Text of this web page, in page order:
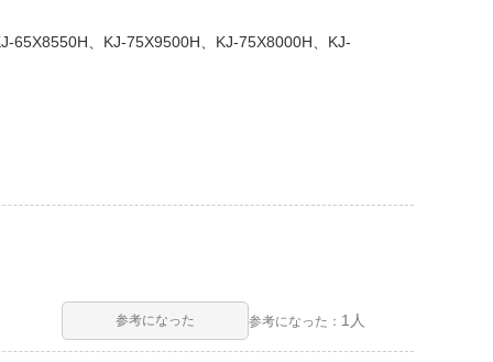
65X8550H、KJ-75X9500H、KJ-75X8000H、KJ-
参考になった 参考になった： 1人